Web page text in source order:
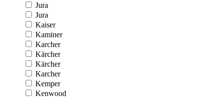
Jura
Jura
Kaiser
Kaminer
Karcher
Kärcher
Kärcher
Karcher
Kemper
Kenwood